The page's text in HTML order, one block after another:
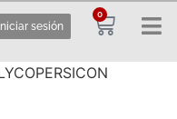
sesión
0